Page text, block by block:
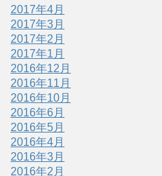
2017年4月
2017年3月
2017年2月
2017年1月
2016年12月
2016年11月
2016年10月
2016年6月
2016年5月
2016年4月
2016年3月
2016年2月